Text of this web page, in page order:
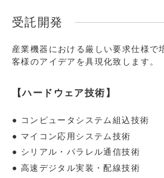
受託開発
産業機器における厳しい要求仕様で
客様のアイデアを具現化致します。
【ハードウェア技術】
コンピュータシステム組込技術
マイコン応用システム技術
シリアル・パラレル通信技術
高速デジタル実装・配線技術